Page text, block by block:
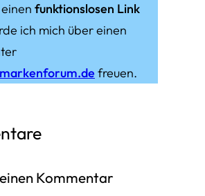
funktionslosen Link
ich mich über einen
freuen.
Kommentar